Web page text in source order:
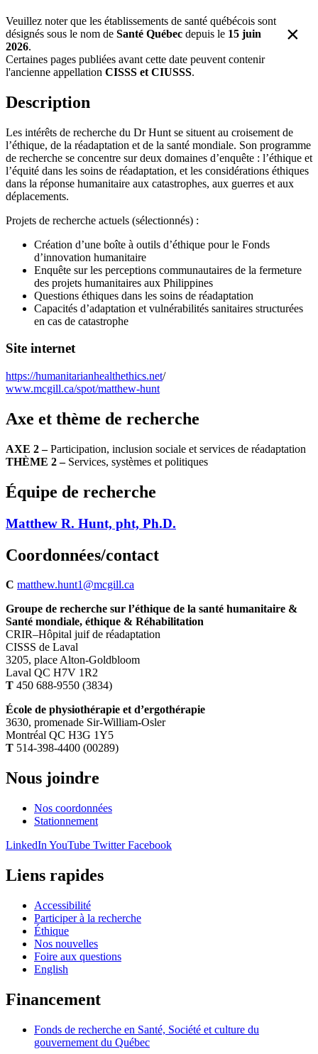
Veuillez noter que les établissements de santé québécois sont
désignés sous le nom de Santé Québec depuis le 15 juin
2026.
Certaines pages publiées avant cette date peuvent contenir
l'ancienne appellation CISSS et CIUSSS.
×
Description
Les intérêts de recherche du Dr Hunt se situent au croisement de
l’éthique, de la réadaptation et de la santé mondiale. Son programme
de recherche se concentre sur deux domaines d’enquête : l’éthique et
l’équité dans les soins de réadaptation, et les considérations éthiques
dans la réponse humanitaire aux catastrophes, aux guerres et aux
déplacements.
Projets de recherche actuels (sélectionnés) :
Création d’une boîte à outils d’éthique pour le Fonds
d’innovation humanitaire
Enquête sur les perceptions communautaires de la fermeture
des projets humanitaires aux Philippines
Questions éthiques dans les soins de réadaptation
Capacités d’adaptation et vulnérabilités sanitaires structurées
en cas de catastrophe
Site internet
https://humanitarianhealthethics.net/
www.mcgill.ca/spot/matthew-hunt
Axe et thème de recherche
AXE 2 –Participation, inclusion sociale et services de réadaptation
THÈME 2 –Services, systèmes et politiques
Équipe de recherche
Matthew R. Hunt, pht, Ph.D.
Coordonnées/contact
C matthew.hunt1@mcgill.ca
Groupe de recherche sur l’éthique de la santé humanitaire &
Santé mondiale, éthique & Réhabilitation
CRIR–Hôpital juif de réadaptation
CISSS de Laval
3205, place Alton-Goldbloom
Laval QC H7V 1R2
T 450 688-9550 (3834)
École de physiothérapie et d’ergothérapie
3630, promenade Sir-William-Osler
Montréal QC H3G 1Y5
T 514-398-4400 (00289)
Nous joindre
Nos coordonnées
Stationnement
LinkedIn YouTube Twitter Facebook
Liens rapides
Accessibilité
Participer à la recherche
Éthique
Nos nouvelles
Foire aux questions
English
Financement
Fonds de recherche en Santé, Société et culture du
gouvernement du Québec